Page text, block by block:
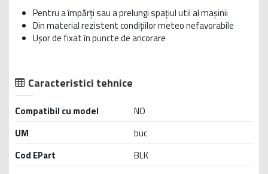
Pentru a împărţi sau a prelungi spaţiul util al maşinii
Din material rezistent condiţiilor meteo nefavorabile
Uşor de fixat în puncte de ancorare
Caracteristici tehnice
Compatibil cu model
NO
UM
buc
Cod EPart
BLK